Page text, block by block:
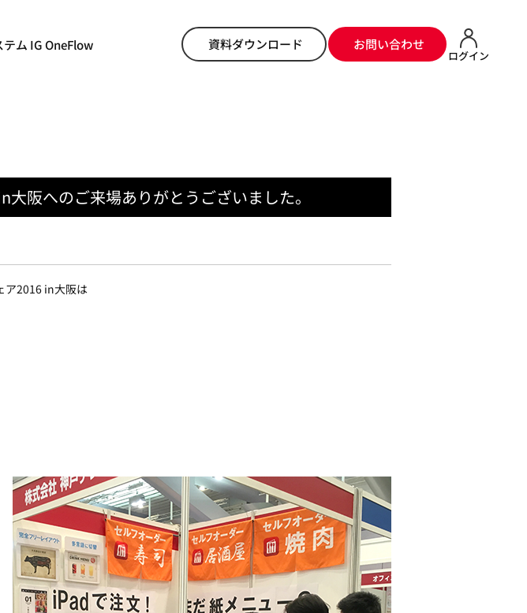
ム IG OneFlow 資料ダウンロード お問い合わせ
ログイン
阪へのご来場ありがとうございました。
ア2016 in大阪は